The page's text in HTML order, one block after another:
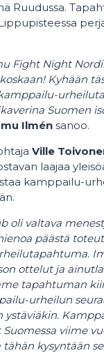
Ruudussa.
Fight Night
Kyhään
Suomen
Ilmén sanoo.
Ville
laajaa
kamppailu-
oli valtava
päästä
ottelut ja
tapahtuman
urheilun
ystäviäkin.
viime
kysyntään